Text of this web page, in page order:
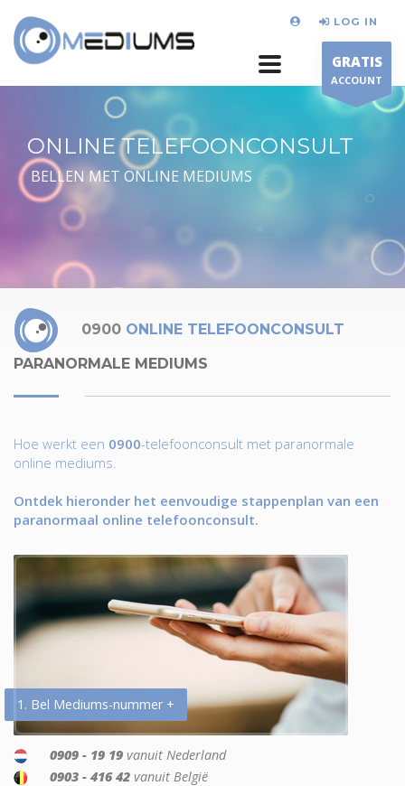
LOG IN
GRATIS
ACCOUNT
ONLINE TELEFOONCONSULT
BELLEN MET ONLINE MEDIUMS
0900 ONLINE TELEFOONCONSULT
PARANORMALE MEDIUMS
Hoe werkt een 0900-telefoonconsult met paranormale
online mediums.
Ontdek hieronder het eenvoudige stappenplan van een
paranormaal online telefoonconsult.
1. Bel Mediums-nummer +
0909 - 19 19 vanuit Nederland
0903 - 416 42 vanuit België